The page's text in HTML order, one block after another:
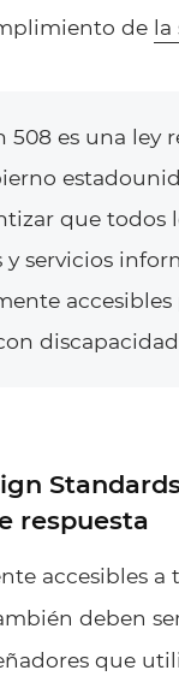
de la
508 es una ley
que todos
servicios
accesibles
respuesta
accesibles
deben
que